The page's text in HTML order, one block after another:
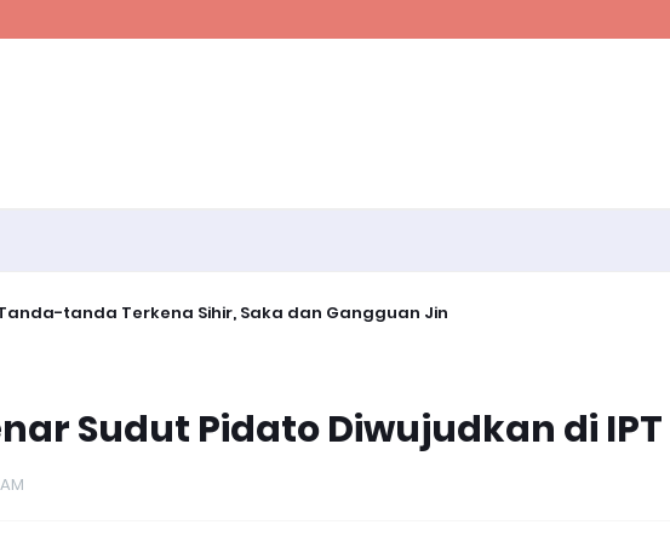
tanda Terkena Sihir, Saka dan Gangguan Jin
Sudut Pidato Diwujudkan di IPT